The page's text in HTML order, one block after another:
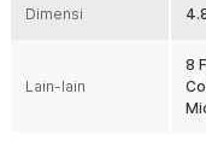
Earphone sering kali
kebersihannya penting
alasan lagi untuk tak
nib yang memiliki ujung
Dimensi
Lain-lain
8